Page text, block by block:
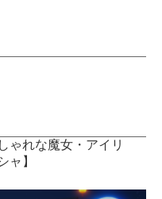
ゃれな魔女・アイリ
ャ】